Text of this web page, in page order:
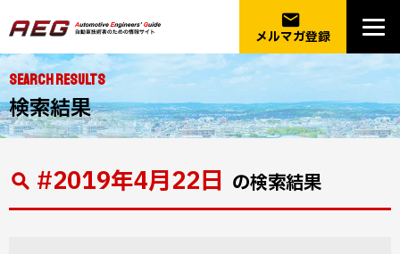
email
メルマガ登録
SEARCH RESULTS
検索結果
#2019年4月22日 の検索結果